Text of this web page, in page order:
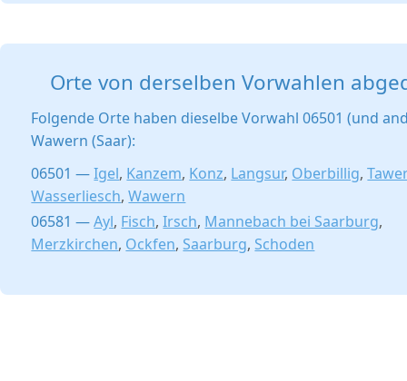
Orte von derselben Vorwahlen
Folgende Orte haben dieselbe Vorwahl 06501 (und
Wawern (Saar):
06501 —Igel, Kanzem, Konz, Langsur, Oberbillig,
Wasserliesch,Wawern
06581 —Ayl, Fisch,Irsch, Mannebach bei Saarburg,
Merzkirchen, Ockfen, Saarburg, Schoden